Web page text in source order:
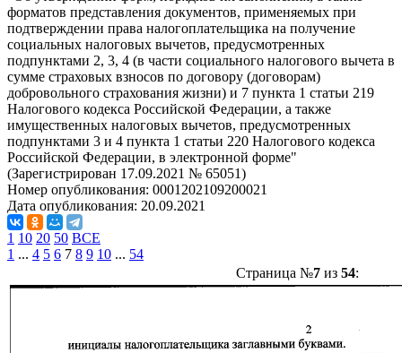
форматов представления документов, применяемых при
подтверждении права налогоплательщика на получение
социальных налоговых вычетов, предусмотренных
подпунктами 2, 3, 4 (в части социального налогового вычета в
сумме страховых взносов по договору (договорам)
добровольного страхования жизни) и 7 пункта 1 статьи 219
Налогового кодекса Российской Федерации, а также
имущественных налоговых вычетов, предусмотренных
подпунктами 3 и 4 пункта 1 статьи 220 Налогового кодекса
Российской Федерации, в электронной форме"
(Зарегистрирован 17.09.2021 № 65051)
Номер опубликования: 0001202109200021
Дата опубликования: 20.09.2021
1 10 20 50 ВСЕ
1 ... 4 5 6 7 8 9 10 ... 54
Страница №7из 54: